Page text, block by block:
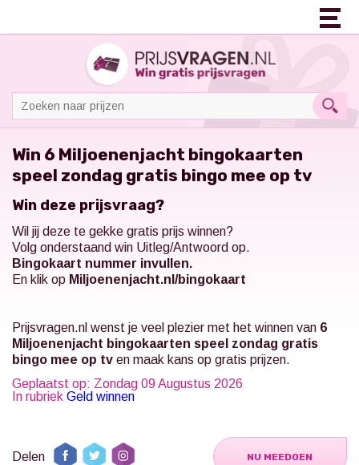
Win 6 Miljoenenjacht bingokaarten
speel zondag gratis bingo mee op tv
Win deze prijsvraag?
Wil jij deze te gekke gratis prijs winnen?
Volg onderstaand win Uitleg/Antwoord op.
Bingokaart nummer invullen.
En klik op Miljoenenjacht.nl/bingokaart
Prijsvragen.nl wenst je veel plezier met het winnen van 6
Miljoenenjacht bingokaarten speel zondag gratis
bingo mee op tv en maak kans op gratis prijzen.
Geplaatst op: Zondag 09 Augustus 2026
In rubriek Geld winnen
Delen NU MEEDOEN